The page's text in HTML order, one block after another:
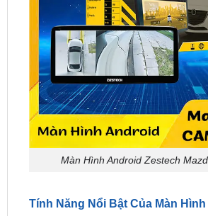
Màn Hình Android Zestech
Tính Năng Nổi Bật Của Màn Hình
Màn hình Zestech Mazda MLK